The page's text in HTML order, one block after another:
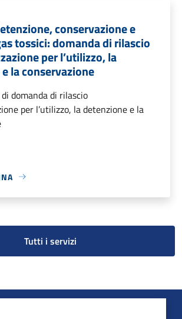
conservazione e
tossici: domanda di rilascio
per l’utilizzo, la
la conservazione
domanda di rilascio
per l’utilizzo, la detenzione e la
Tutti i servizi